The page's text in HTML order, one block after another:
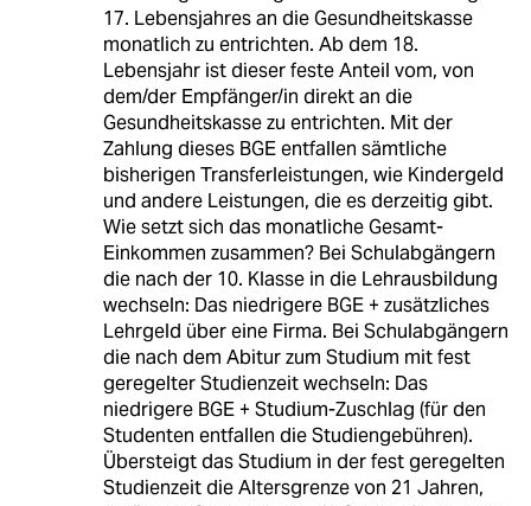
17. Lebensjahres an die Gesundheitskasse
monatlich zu entrichten. Ab dem 18.
Lebensjahr ist dieser feste Anteil vom, von
dem/der Empfänger/in direkt an die
Gesundheitskasse zu entrichten. Mit der
Zahlung dieses BGE entfallen sämtliche
bisherigen Transferleistungen, wie Kindergeld
und andere Leistungen, die es derzeitig gibt.
Wie setzt sich das monatliche Gesamt-
Einkommen zusammen? Bei Schulabgängern
die nach der 10. Klasse in die Lehrausbildung
wechseln: Das niedrigere BGE + zusätzliches
Lehrgeld über eine Firma. Bei Schulabgängern
die nach dem Abitur zum Studium mit fest
geregelter Studienzeit wechseln: Das
niedrigere BGE + Studium-Zuschlag (für den
Studenten entfallen die Studiengebühren).
Übersteigt das Studium in der fest geregelten
Studienzeit die Altersgrenze von 21 Jahren,